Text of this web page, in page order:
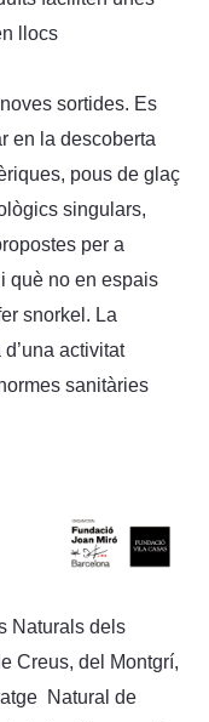
llocs
sortides. Es
en la descoberta
pous de glaç
singulars,
per a
què no en espais
snorkel. La
activitat
sanitàries
Naturals dels
Creus, del Montgrí,
Natural de